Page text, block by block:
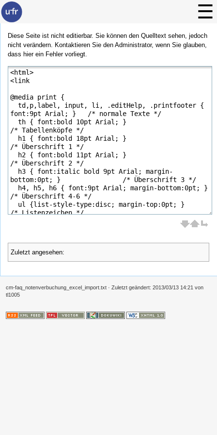
Diese Seite ist nicht editierbar. Sie können den Quelltext sehen, jedoch
nicht verändern. Kontaktieren Sie den Administrator, wenn Sie glauben,
dass hier ein Fehler vorliegt.
Zuletzt angesehen:
cm-faq_notenverbuchung_excel_import.txt · Zuletzt geändert: 2013/03/13 14:21 von
tl1005